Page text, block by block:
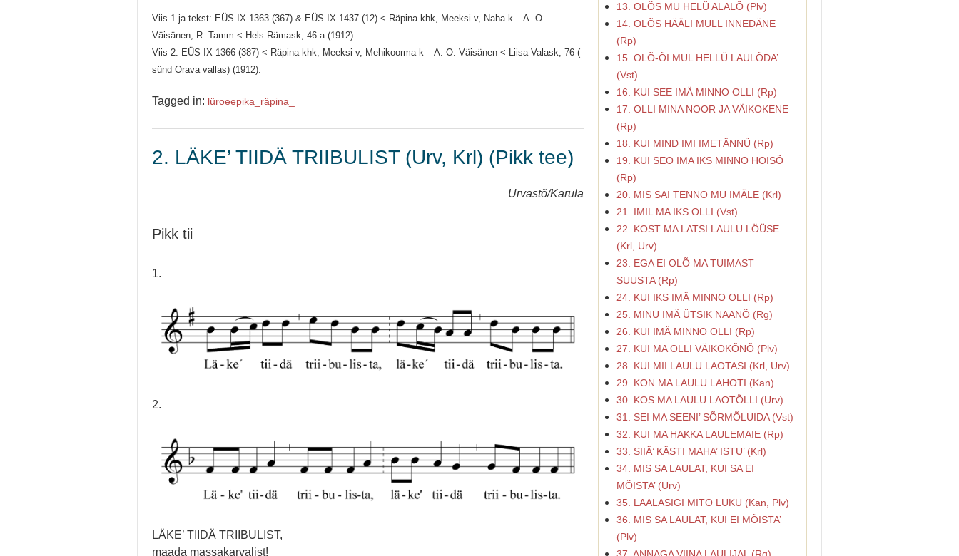
Viis 1 ja tekst: EÜS IX 1363 (367) & EÜS IX 1437 (12) < Räpina khk, Meeksi v, Naha k – A. O.
Väisänen, R. Tamm < Hels Rämask, 46 a (1912).
Viis 2: EÜS IX 1366 (387) < Räpina khk, Meeksi v, Mehikoorma k – A. O. Väisänen < Liisa Valask, 76 (
sünd Orava vallas) (1912).
Tagged in: lüroeepika_ räpina_
2. LÄKE’ TIIDÄ TRIIBULIST (Urv, Krl) (Pikk tee)
Urvastõ/Karula
Pikk tii
1.
2.
LÄKE’ TIIDÄ TRIIBULIST,
maada massakarvalist!
13. OLÕS MU HELÜ ALALÕ (Plv)
14. OLÕS HÄÄLI MULL INNEDÄNE
(Rp)
15. OLÕ-ÕI MUL HELLÜ LAULÕDA’
(Vst)
16. KUI SEE IMÄ MINNO OLLI (Rp)
17. OLLI MINA NOOR JA VÄIKOKENE
(Rp)
18. KUI MIND IMI IMETÄNNÜ (Rp)
19. KUI SEO IMA IKS MINNO HOISÕ
(Rp)
20. MIS SAI TENNO MU IMÄLE (Krl)
21. IMIL MA IKS OLLI (Vst)
22. KOST MA LATSI LAULU LÖÜSE
(Krl, Urv)
23. EGA EI OLÕ MA TUIMAST
SUUSTA (Rp)
24. KUI IKS IMÄ MINNO OLLI (Rp)
25. MINU IMÄ ÜTSIK NAANÕ (Rg)
26. KUI IMÄ MINNO OLLI (Rp)
27. KUI MA OLLI VÄIKOKÕNÕ (Plv)
28. KUI MII LAULU LAOTASI (Krl, Urv)
29. KON MA LAULU LAHOTI (Kan)
30. KOS MA LAULU LAOTÕLLI (Urv)
31. SEI MA SEENI’ SÕRMÕLUIDA (Vst)
32. KUI MA HAKKA LAULEMAIE (Rp)
33. SIIÄ’ KÄSTI MAHA’ ISTU’ (Krl)
34. MIS SA LAULAT, KUI SA EI
MÕISTA’ (Urv)
35. LAALASIGI MITO LUKU (Kan, Plv)
36. MIS SA LAULAT, KUI EI MÕISTA’
(Plv)